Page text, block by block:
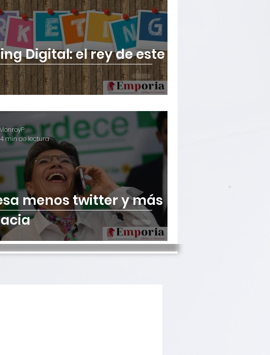
Digital: el rey de este
menos twitter y más
4 min de lectura